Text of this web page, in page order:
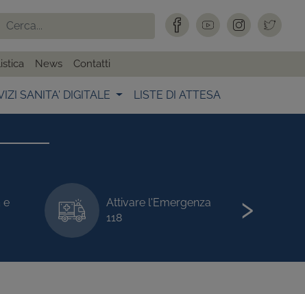
News Contatti
SANITA' DIGITALE LISTE DI ATTESA
e
Attivare l'Emergenza
118
›